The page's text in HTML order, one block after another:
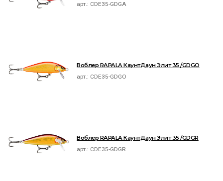
арт.: CDE35-GDGA
Воблер RAPALA КаунтДаун Элит 35 /GDGO
арт.: CDE35-GDGO
Воблер RAPALA КаунтДаун Элит 35 /GDGR
арт.: CDE35-GDGR